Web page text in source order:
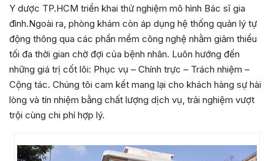
Y dược TP.HCM triển khai thử nghiệm mô hình Bác sĩ gia
đình.Ngoài ra, phòng khám còn áp dụng hệ thống quản lý tự
động thông qua các phần mềm công nghệ nhằm giảm thiểu
tối đa thời gian chờ đợi của bệnh nhân. Luôn hướng đến
những giá trị cốt lõi: Phục vụ – Chính trực – Trách nhiệm –
Cộng tác. Chúng tôi cam kết mang lại cho khách hàng sự hài
lòng và tín nhiệm bằng chất lượng dịch vụ, trải nghiệm vượt
trội cùng chi phí hợp lý.